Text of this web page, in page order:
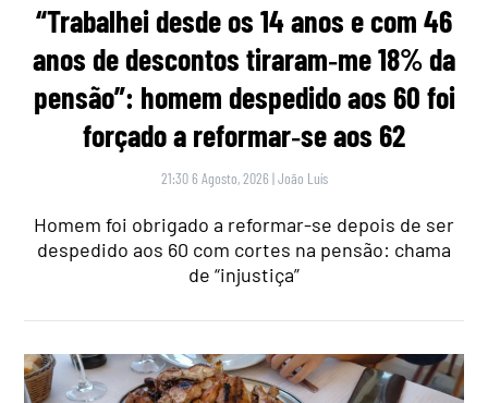
“Trabalhei desde os 14 anos e com 46
anos de descontos tiraram‑me 18% da
pensão”: homem despedido aos 60 foi
forçado a reformar‑se aos 62
21:30 6 Agosto, 2026 |João Luís
Homem foi obrigado a reformar-se depois de ser
despedido aos 60 com cortes na pensão: chama
de “injustiça”